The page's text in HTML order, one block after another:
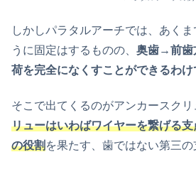
しかしパラタルアーチでは、あく
うに固定はするものの、 奥歯→前歯
荷を完全になくすことができるわ
そこで出てくるのがアンカースクリ
リューはいわばワイヤーを繋げる
の役割を果たす、歯ではない第三の